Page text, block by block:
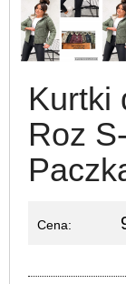
Kurtki
Roz
Cena: